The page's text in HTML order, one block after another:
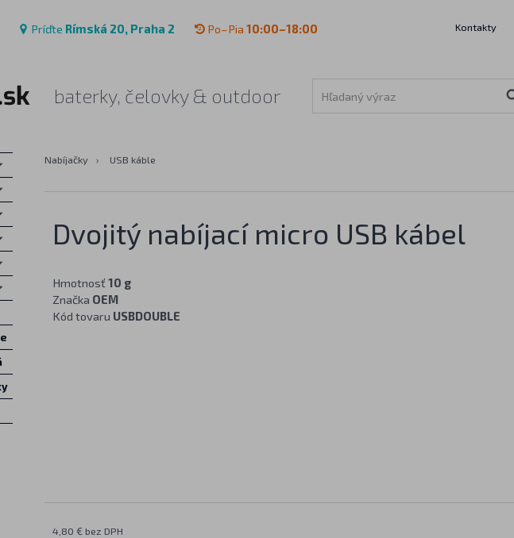
Príďte Rímská 20, Praha 2 Po–Pia 10:00–18:00 Kontakty
baterky, čelovky & outdoor
Nabíjačky › USB káble
Dvojitý nabíjací micro USB kábel
Hmotnosť 10 g
Značka OEM
Kód tovaru USBDOUBLE
4,80 € bez DPH